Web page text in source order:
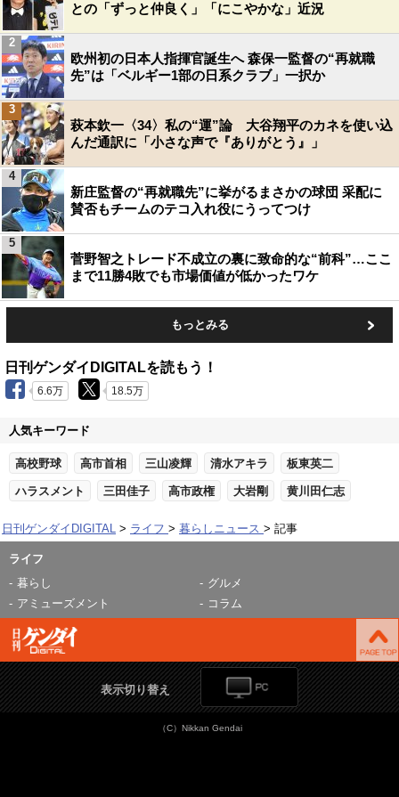
との「ずっと仲良く」「にこやかな」近況
欧州初の日本人指揮官誕生へ 森保一監督の“再就職
先”は「ベルギー1部の日系クラブ」一択か
2
萩本欽一〈34〉私の“運”論 大谷翔平のカネを使い込
んだ通訳に「小さな声で『ありがとう』」
3
新庄監督の“再就職先”に挙がるまさかの球団 采配に
賛否もチームのテコ入れ役にうってつけ
4
菅野智之トレード不成立の裏に致命的な“前科”…ここ
まで11勝4敗でも市場価値が低かったワケ
5
もっとみる
日刊ゲンダイDIGITALを読もう！
6.6万 18.5万
人気キーワード
高校野球 高市首相 三山凌輝 清水アキラ 板東英二
ハラスメント 三田佳子 高市政権 大岩剛 黄川田仁志
日刊ゲンダイDIGITAL ライフ 暮らしニュース 記事
ライフ
暮らし
グルメ
アミューズメント
コラム
表示切り替え
（C）Nikkan Gendai